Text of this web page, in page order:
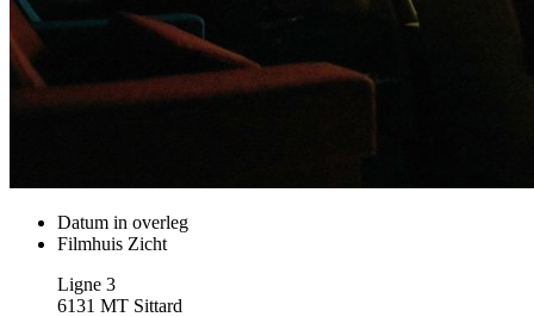
Datum in overleg
Filmhuis Zicht
Ligne 3
6131 MT Sittard